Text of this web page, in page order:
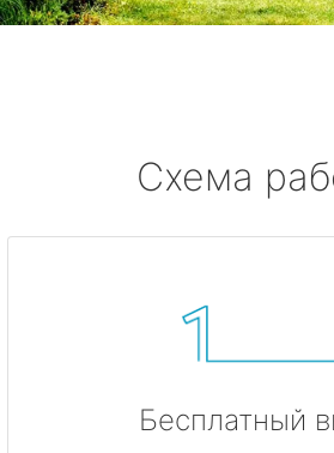
Схема
Бесплатный